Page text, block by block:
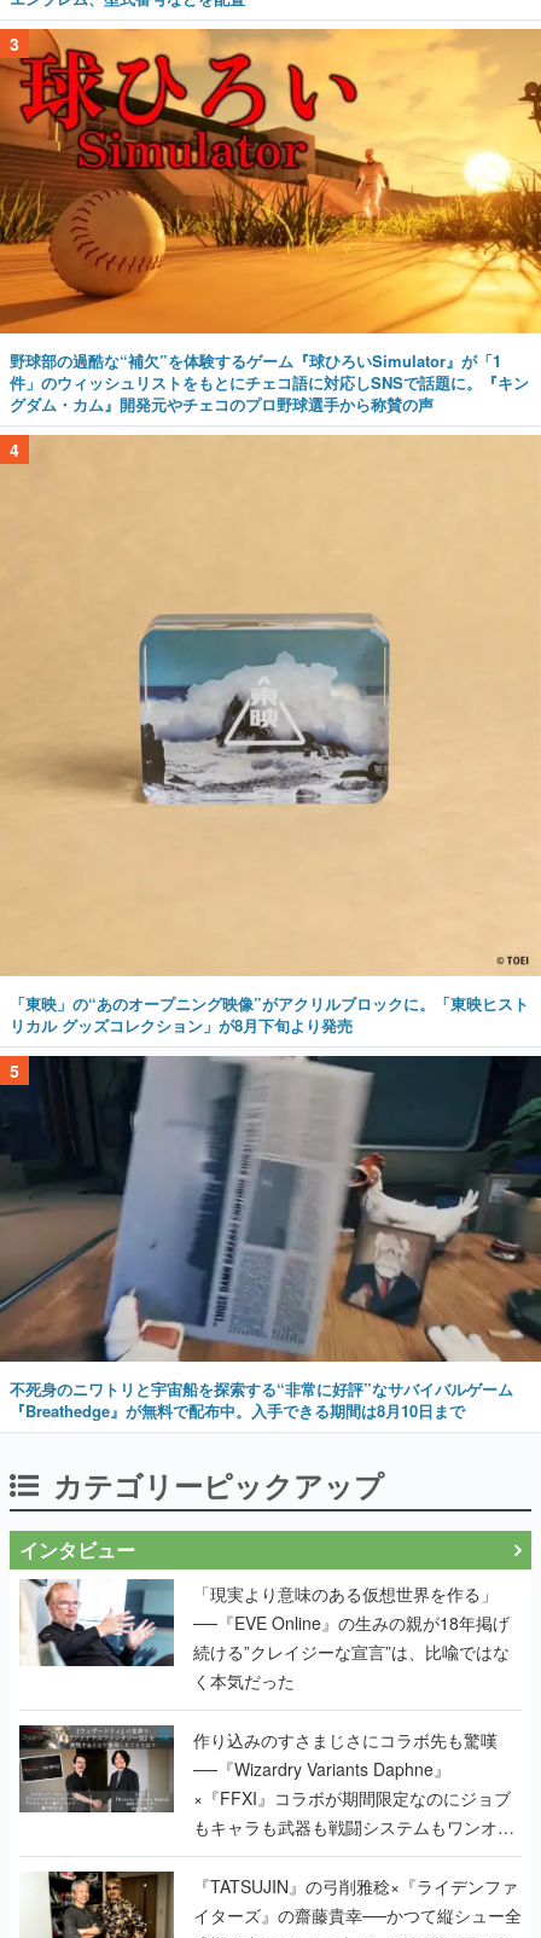
3
野球部の過酷な“補欠”を体験するゲーム『球ひろいSimulator』が「1
件」のウィッシュリストをもとにチェコ語に対応しSNSで話題に。『キン
グダム・カム』開発元やチェコのプロ野球選手から称賛の声
4
「東映」の“あのオープニング映像”がアクリルブロックに。「東映ヒスト
リカル グッズコレクション」が8月下旬より発売
5
不死身のニワトリと宇宙船を探索する“非常に好評”なサバイバルゲーム
『Breathedge』が無料で配布中。入手できる期間は8月10日まで
カテゴリーピックアップ
インタビュー
「現実より意味のある仮想世界を作る」
──『EVE Online』の生みの親が18年掲げ
続ける”クレイジーな宣言”は、比喩ではな
く本気だった
作り込みのすさまじさにコラボ先も驚嘆
──『Wizardry Variants Daphne』
×『FFXI』コラボが期間限定なのにジョブ
もキャラも武器も戦闘システムもワンオフ
で作り込まれた理由を両ディレクターに聞
く
『TATSUJIN』の弓削雅稔×『ライデンファ
イターズ』の齋藤貴幸──かつて縦シュー全